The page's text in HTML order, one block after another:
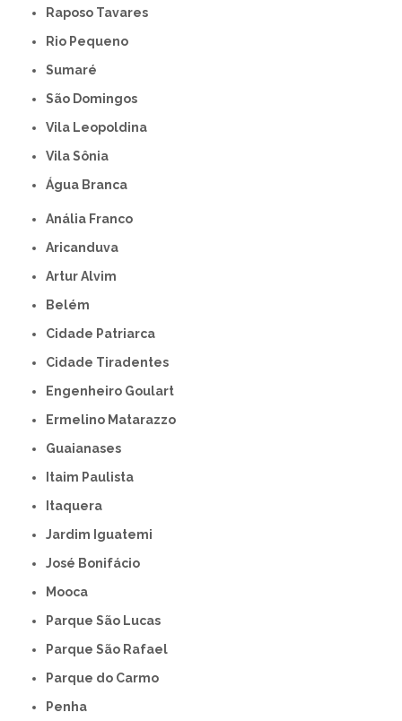
Raposo Tavares
Rio Pequeno
Sumaré
São Domingos
Vila Leopoldina
Vila Sônia
Água Branca
Anália Franco
Aricanduva
Artur Alvim
Belém
Cidade Patriarca
Cidade Tiradentes
Engenheiro Goulart
Ermelino Matarazzo
Guaianases
Itaim Paulista
Itaquera
Jardim Iguatemi
José Bonifácio
Mooca
Parque São Lucas
Parque São Rafael
Parque do Carmo
Penha